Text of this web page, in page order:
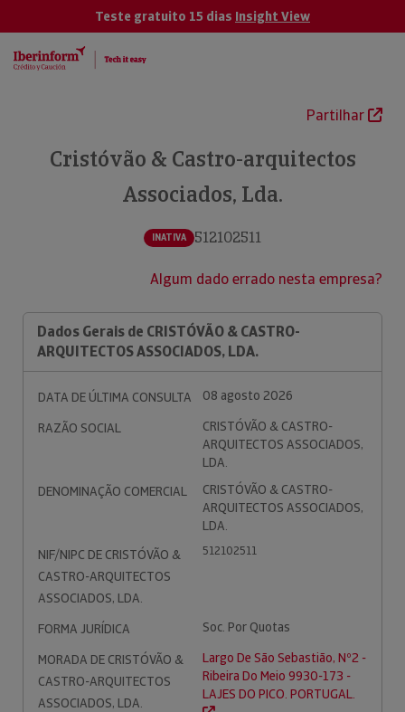
Teste gratuito 15 dias Insight View
Partilhar
Cristóvão & Castro-arquitectos
Associados, Lda.
INATIVA 512102511
Algum dado errado nesta empresa?
Dados Gerais de CRISTÓVÃO & CASTRO-
ARQUITECTOS ASSOCIADOS, LDA.
DATA DE ÚLTIMA CONSULTA
08 agosto 2026
RAZÃO SOCIAL
CRISTÓVÃO & CASTRO-
ARQUITECTOS ASSOCIADOS,
LDA.
DENOMINAÇÃO COMERCIAL
CRISTÓVÃO & CASTRO-
ARQUITECTOS ASSOCIADOS,
LDA.
NIF/NIPC DE CRISTÓVÃO &
CASTRO-ARQUITECTOS
ASSOCIADOS, LDA.
512102511
FORMA JURÍDICA
Soc. Por Quotas
MORADA DE CRISTÓVÃO &
CASTRO-ARQUITECTOS
ASSOCIADOS, LDA.
Largo De São Sebastião, Nº2 -
Ribeira Do Meio 9930-173 -
LAJES DO PICO. PORTUGAL.